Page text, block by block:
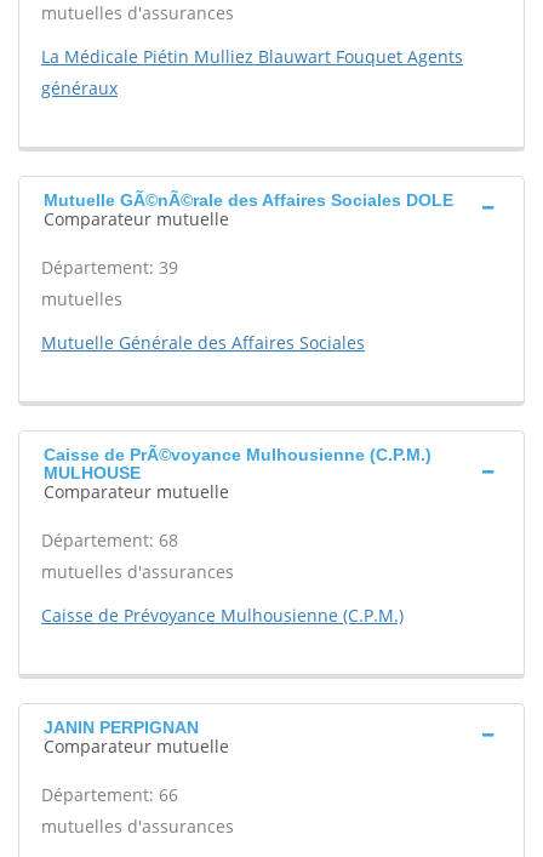
mutuelles d'assurances
La Médicale Piétin Mulliez Blauwart Fouquet Agents
généraux
Mutuelle GÃ©nÃ©rale des Affaires Sociales DOLE
Comparateur mutuelle
Département: 39
mutuelles
Mutuelle Générale des Affaires Sociales
Caisse de PrÃ©voyance Mulhousienne (C.P.M.)
MULHOUSE
Comparateur mutuelle
Département: 68
mutuelles d'assurances
Caisse de Prévoyance Mulhousienne (C.P.M.)
JANIN PERPIGNAN
Comparateur mutuelle
Département: 66
mutuelles d'assurances